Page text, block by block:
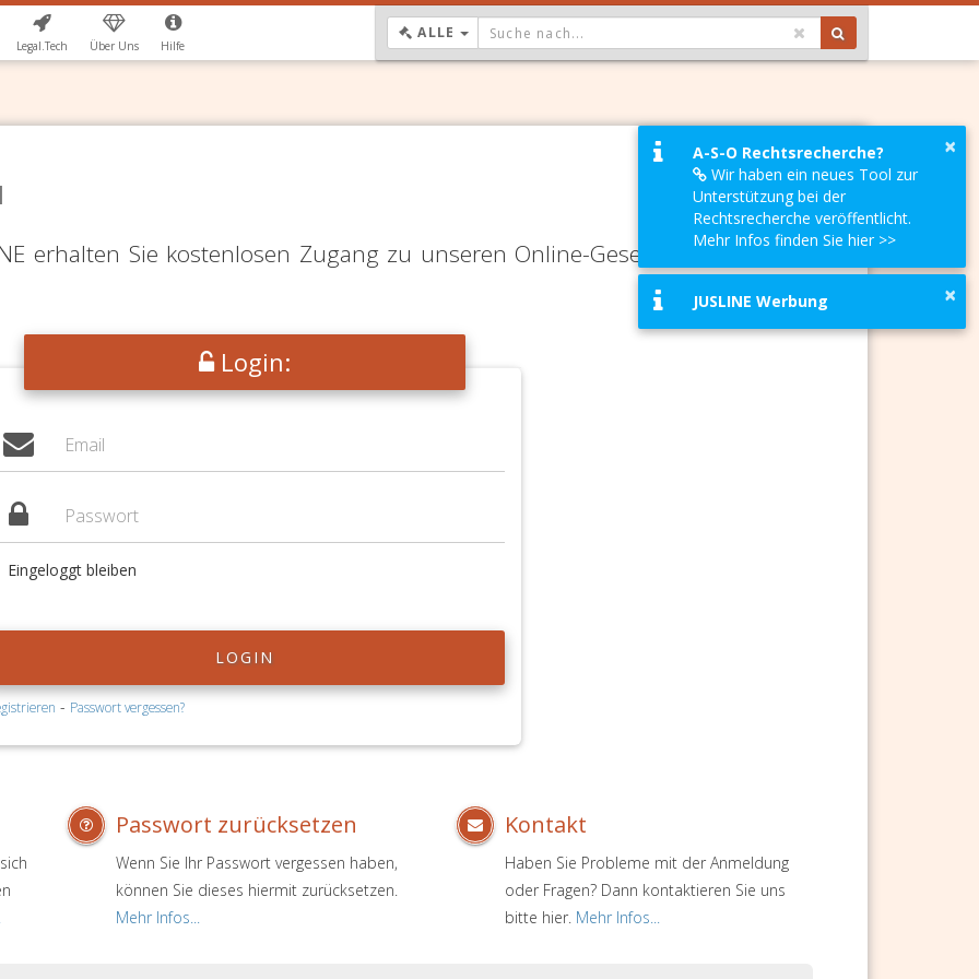
Legal.Tech Über Uns Hilfe
ALLE DROPDOWN: GEWÄHLTER WERT IST ALLE
erhalten Sie kostenlosen Zugang zu unseren Online-Gesetze-Services und
Login:
Eingeloggt bleiben
LOGIN
- Passwort vergessen?
Passwort zurücksetzen
Wenn Sie Ihr Passwort vergessen haben,
können Sie dieses hiermit zurücksetzen.
Mehr Infos...
Kontakt
Haben Sie Probleme mit der Anmeldung
oder Fragen? Dann kontaktieren Sie uns
bitte hier. Mehr Infos...
×
A-S-O Rechtsrecherche?
Wir haben ein neues Tool zur
Unterstützung bei der
Rechtsrecherche veröffentlicht.
Mehr Infos finden Sie hier >>
×
JUSLINE Werbung